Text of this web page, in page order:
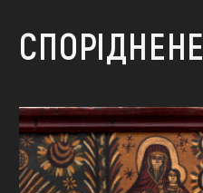
СПОРІДНЕНЕ